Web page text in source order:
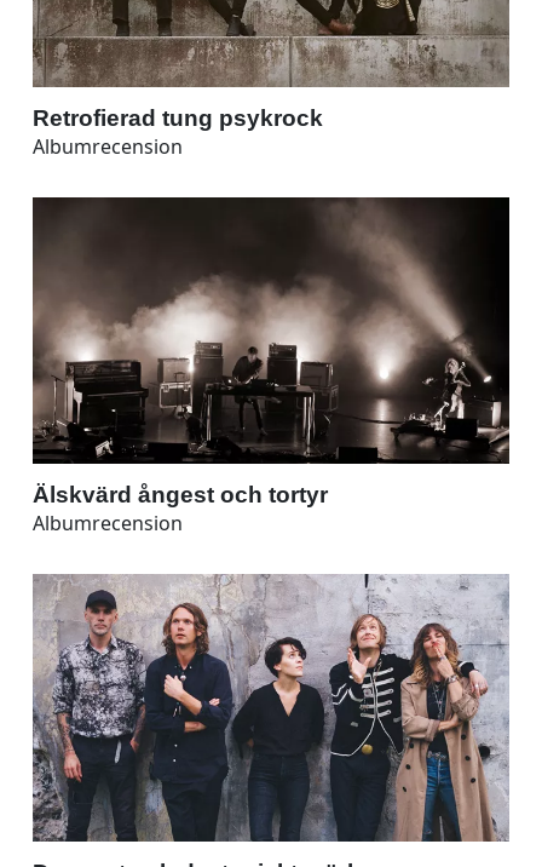
Retrofierad tung psykrock
Albumrecension
Älskvärd ångest och tortyr
Albumrecension